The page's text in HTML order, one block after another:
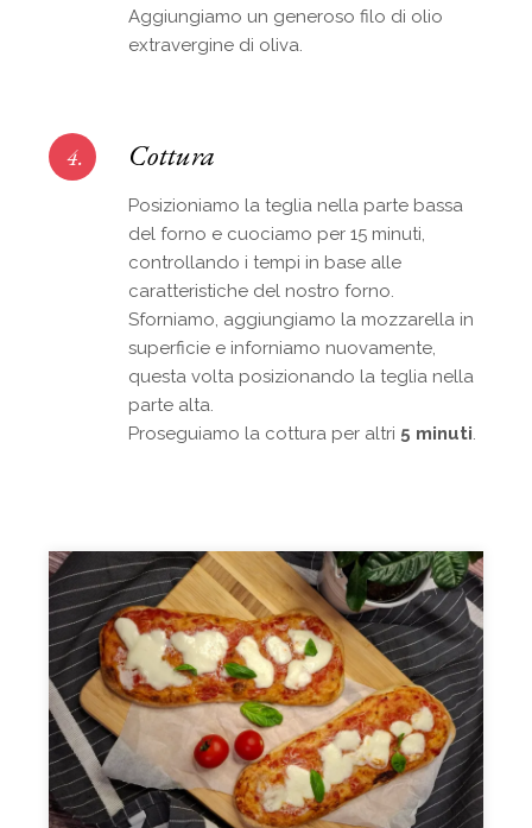
Aggiungiamo un generoso filo di olio
extravergine di oliva.
4. Cottura
Posizioniamo la teglia nella parte bassa
del forno e cuociamo per 15 minuti,
controllando i tempi in base alle
caratteristiche del nostro forno.
Sforniamo, aggiungiamo la mozzarella in
superficie e inforniamo nuovamente,
questa volta posizionando la teglia nella
parte alta.
Proseguiamo la cottura per altri 5 minuti.